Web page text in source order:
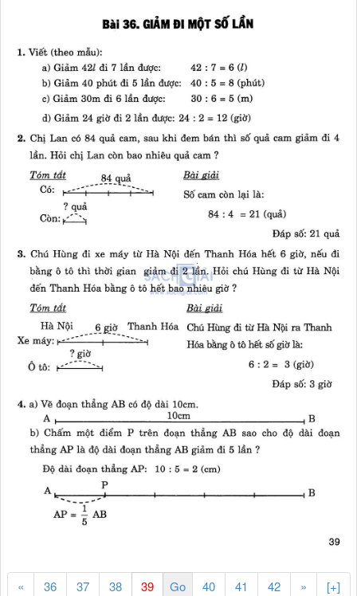
« 36 37 38 40 41 42 » [+]